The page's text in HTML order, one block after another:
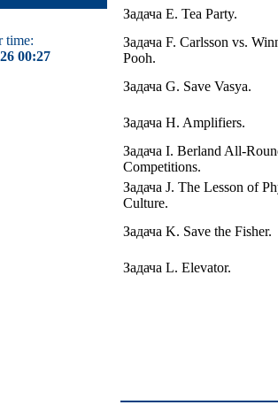
time:
00:27
Задача E. Tea Party.
Задача F. Carlsson vs.
Pooh.
Задача G. Save Vasya.
Задача H. Amplifiers.
Задача I. Berland All-
Competitions.
Задача J. The Lesson of
Culture.
Задача K. Save the Fisher.
Задача L. Elevator.